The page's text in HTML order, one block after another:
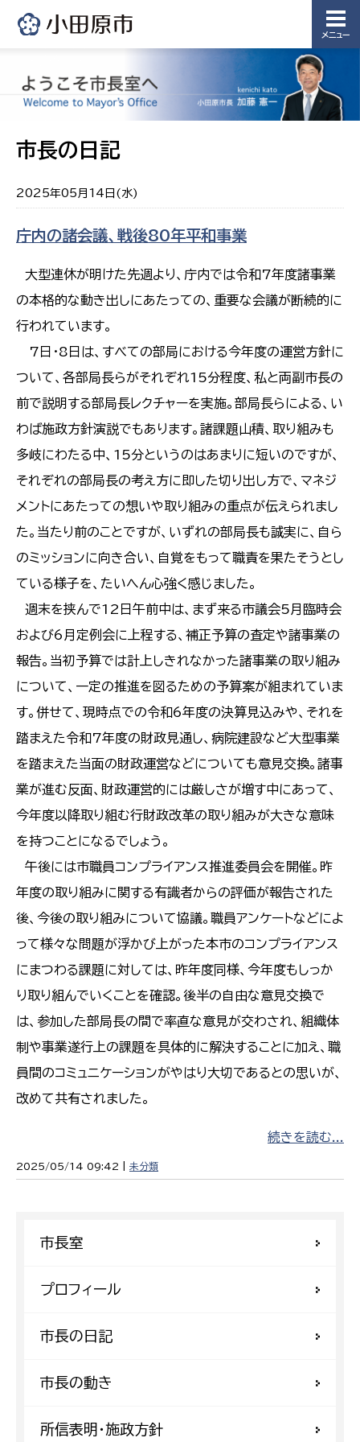
メニュー
市長の日記
2025年05月14日(水)
庁内の諸会議、戦後80年平和事業
大型連休が明けた先週より、庁内では令和7年度諸事業
の本格的な動き出しにあたっての、重要な会議が断続的に
行われています。
7日・8日は、すべての部局における今年度の運営方針に
ついて、各部局長らがそれぞれ15分程度、私と両副市長の
前で説明する部局長レクチャーを実施。部局長らによる、い
わば施政方針演説でもあります。諸課題山積、取り組みも
多岐にわたる中、15分というのはあまりに短いのですが、
それぞれの部局長の考え方に即した切り出し方で、マネジ
メントにあたっての想いや取り組みの重点が伝えられまし
た。当たり前のことですが、いずれの部局長も誠実に、自ら
のミッションに向き合い、自覚をもって職責を果たそうとし
ている様子を、たいへん心強く感じました。
週末を挟んで12日午前中は、まず来る市議会5月臨時会
および6月定例会に上程する、補正予算の査定や諸事業の
報告。当初予算では計上しきれなかった諸事業の取り組み
について、一定の推進を図るための予算案が組まれていま
す。併せて、現時点での令和6年度の決算見込みや、それを
踏まえた令和7年度の財政見通し、病院建設など大型事業
を踏まえた当面の財政運営などについても意見交換。諸事
業が進む反面、財政運営的には厳しさが増す中にあって、
今年度以降取り組む行財政改革の取り組みが大きな意味
を持つことになるでしょう。
午後には市職員コンプライアンス推進委員会を開催。昨
年度の取り組みに関する有識者からの評価が報告された
後、今後の取り組みについて協議。職員アンケートなどによ
って様々な問題が浮かび上がった本市のコンプライアンス
にまつわる課題に対しては、昨年度同様、今年度もしっか
り取り組んでいくことを確認。後半の自由な意見交換で
は、参加した部局長の間で率直な意見が交わされ、組織体
制や事業遂行上の課題を具体的に解決することに加え、職
員間のコミュニケーションがやはり大切であるとの思いが、
改めて共有されました。
続きを読む...
2025/05/14 09:42 | 未分類
市長室
プロフィール
市長の日記
市長の動き
所信表明・施政方針